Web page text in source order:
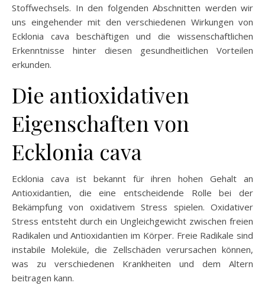
Stoffwechsels. In den folgenden Abschnitten werden wir
uns eingehender mit den verschiedenen Wirkungen von
Ecklonia cava beschäftigen und die wissenschaftlichen
Erkenntnisse hinter diesen gesundheitlichen Vorteilen
erkunden.
Die antioxidativen
Eigenschaften von
Ecklonia cava
Ecklonia cava ist bekannt für ihren hohen Gehalt an
Antioxidantien, die eine entscheidende Rolle bei der
Bekämpfung von oxidativem Stress spielen. Oxidativer
Stress entsteht durch ein Ungleichgewicht zwischen freien
Radikalen und Antioxidantien im Körper. Freie Radikale sind
instabile Moleküle, die Zellschäden verursachen können,
was zu verschiedenen Krankheiten und dem Altern
beitragen kann.